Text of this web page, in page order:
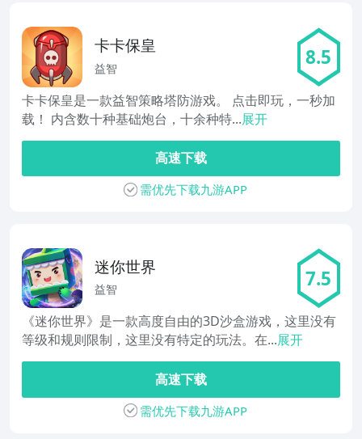
卡卡保皇
益智 8.5
卡卡保皇是一款益智策略塔防游戏。 点击即玩，一秒加
载！ 内含数十种基础炮台，十余种特...展开
高速下载
需优先下载九游APP
迷你世界
益智 7.5
《迷你世界》是一款高度自由的3D沙盒游戏，这里没有
等级和规则限制，这里没有特定的玩法。在...展开
高速下载
需优先下载九游APP